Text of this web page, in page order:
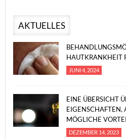
AKTUELLES
HAUTKRANKHEIT
JUNI 4, 2024
EINE ÜBERSICHT
MÖGLICHE
DEZEMBER 14, 2023